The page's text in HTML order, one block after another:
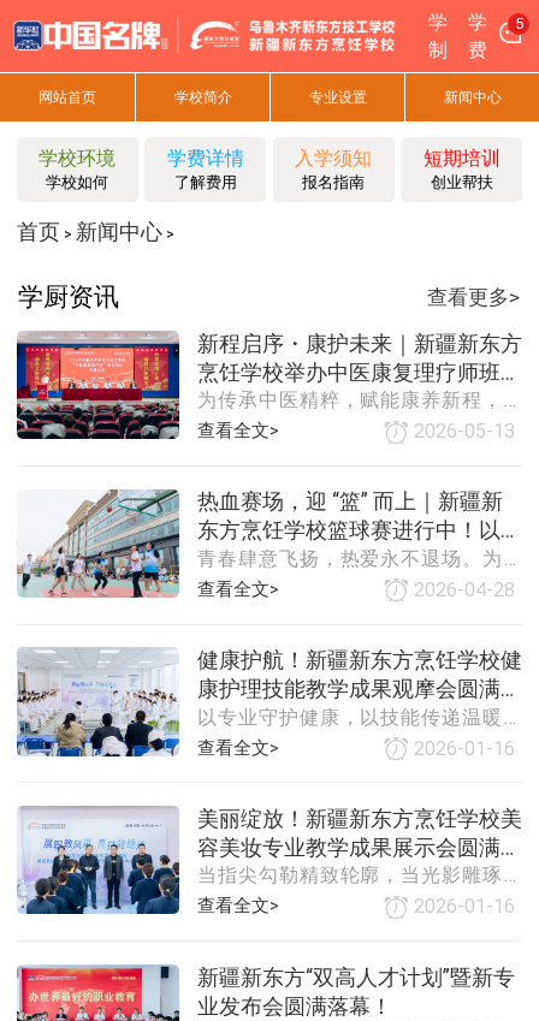
学
制
学
费
5
网站首页 学校简介 专业设置 新闻中心
学校环境
学校如何
学费详情
了解费用
入学须知
报名指南
短期培训
创业帮扶
首页 > 新闻中心>
学厨资讯
查看更多>
新程启序・康护未来｜新疆新东方
烹饪学校举办中医康复理疗师班开
幕仪式！
为传承中医精粹，赋能康养新程，近
日，新疆新东方烹饪学校综合专业中
领导、特聘中医讲师、全体参训学员
齐聚一堂，共同见证这一重要时刻。
本次建班，旨在提升学生专业技能、
夯实理论基础、强化实操能力，助力
在庄重热烈的氛围中拉开帷幕，主持
人依次介绍到场领导与嘉宾，明确课
程学习规划与培养
2026-05-13
查看全文>
热血赛场，迎 “篮” 而上｜新疆新
东方烹饪学校篮球赛进行中！以技
筑梦，乐享青春
青春肆意飞扬，热爱永不退场。为丰
富校园文化生活，缓解日常学习压
正式开赛。全校学子踊跃参与，在球
场之上挥洒汗水、奋力拼搏，一场速
度与力量、团结与默契的青春对决精
彩上演。随着仪式现场气氛热烈、秩
的青春风貌。随后，运动员代表、裁
判代表依次上台宣誓，承诺严格遵守
赛事规则，秉持公平
2026-04-28
查看全文>
健康护航！新疆新东方烹饪学校健
康护理技能教学成果观摩会圆满举
办！
以专业守护健康，以技能传递温暖！
这场聚焦实用健康护理技能的展示盛
氛围温馨而热烈～新疆新东方烹饪学
校始终秉持“专业与产业同频共振、教
学与生产深度融合”的办学模式，此次
健康护理技能观摩会，正是学校拓展
检验教学成果，为学子搭建交流学习
的平台。新疆新东方烹饪学校领导亲
2026-01-16
查看全文>
美丽绽放！新疆新东方烹饪学校美
容美妆专业教学成果展示会圆满落
幕！
当指尖勾勒精致轮廓，当光影雕琢无
瑕肌肤，新疆新东方烹饪学校精心打
业同频共振、教学与生产深度融合”的
办学模式，此次活动既是学子们的技
2026-01-16
查看全文>
新疆新东方“双高人才计划”暨新专
业发布会圆满落幕！